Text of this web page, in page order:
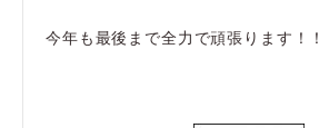
今年も最後まで全力で頑張ります！！